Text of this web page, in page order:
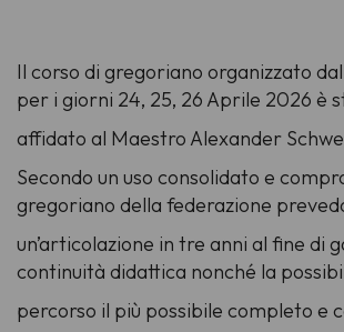
Il corso di gregoriano organizzato
per i giorni 24, 25, 26 Aprile 2026 è
affidato al Maestro Alexander
Secondo un uso consolidato e
gregoriano della federazione
un’articolazione in tre anni al fine di
continuità didattica nonché la
percorso il più possibile completo e